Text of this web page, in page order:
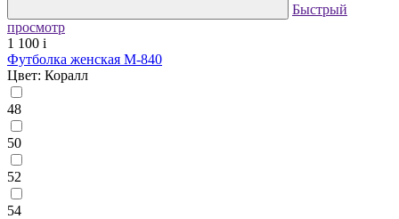
Быстрый
просмотр
1 100 i
Футболка женская М-840
Цвет: Коралл
48
50
52
54